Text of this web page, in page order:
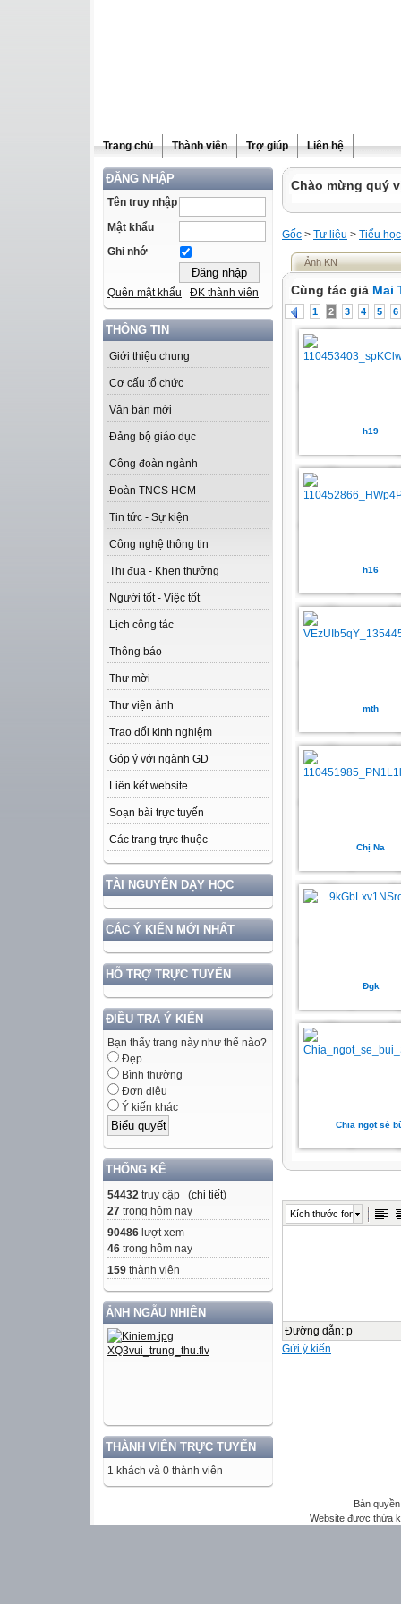
Trang chủ Thành viên Trợ giúp Liên hệ
ĐĂNG NHẬP
Tên truy nhập
Mật khẩu
Ghi nhớ
Quên mật khẩu ĐK thành viên
THÔNG TIN
Giới thiệu chung
Cơ cấu tổ chức
Văn bản mới
Đảng bộ giáo dục
Công đoàn ngành
Đoàn TNCS HCM
Tin tức - Sự kiện
Công nghệ thông tin
Thi đua - Khen thưởng
Người tốt - Việc tốt
Lịch công tác
Thông báo
Thư mời
Thư viện ảnh
Trao đổi kinh nghiệm
Góp ý với ngành GD
Liên kết website
Soạn bài trực tuyến
Các trang trực thuộc
TÀI NGUYÊN DẠY HỌC
CÁC Ý KIẾN MỚI NHẤT
HỖ TRỢ TRỰC TUYẾN
ĐIỀU TRA Ý KIẾN
Bạn thấy trang này như thế nào?
Đẹp
Bình thường
Đơn điệu
Ý kiến khác
THỐNG KÊ
54432 truy cập (chi tiết)
27 trong hôm nay
90486 lượt xem
46 trong hôm nay
159 thành viên
ẢNH NGẪU NHIÊN
THÀNH VIÊN TRỰC TUYẾN
1 khách và 0 thành viên
Chào mừng quý
Gốc > Tư liệu > Tiểu học
Ảnh KN
Cùng tác giả Mai
1 2 3 4 5 6
h19
h16
mth
Chị Na
Đgk
Chia ngọt sẻ
Kích thước font
Đường dẫn: p
Gửi ý kiến
Bản
Website được thừa